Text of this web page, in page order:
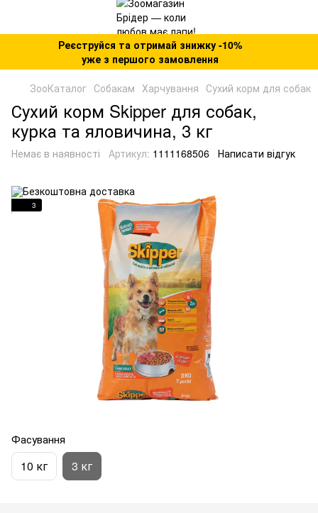
Реєструйся та отримай знижку -10%
уже з першого замовлення
ЗооКаталог Собакам Харчування Сухий корм для собак
Сухий корм Skipper для собак,
курка та яловичина, 3 кг
Немає в наявності Артикул: 1111168506 Написати відгук
3
Фасування
10 кг 3 кг